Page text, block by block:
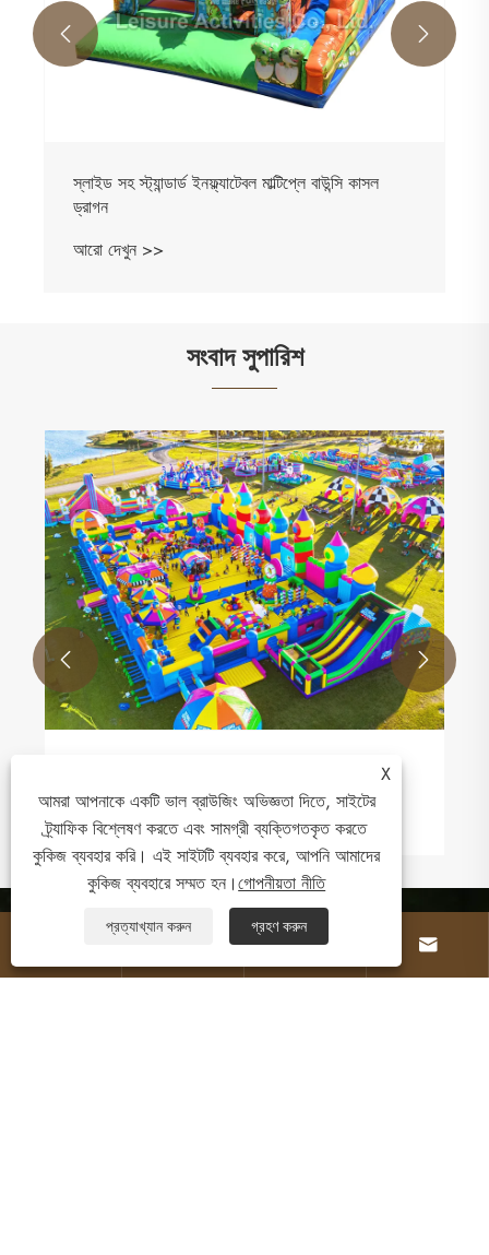
 
সংবাদ সুপারিশ
কেন ইনফ্ল্যাটেবল স্পোর্টস গেমগুলি সবচেয়ে দ্রুত বর্ধনশীল
ভাড়ার সেগমেন্ট: প্রতিযোগিতামূলক প্লে ড্রাইভ রিবুকিং এবং
আয়
আরো দেখুন >>
 
আমাদের সম্পর্কে  
X
আমরা আপনাকে একটি ভাল ব্রাউজিং অভিজ্ঞতা দিতে, সাইটের
ট্র্যাফিক বিশ্লেষণ করতে এবং সামগ্রী ব্যক্তিগতকৃত করতে
কুকিজ ব্যবহার করি। এই সাইটটি ব্যবহার করে, আপনি আমাদের
কুকিজ ব্যবহারে সম্মত হন।গোপনীয়তা নীতি
প্রত্যাখ্যান করুন গ্রহণ করুন